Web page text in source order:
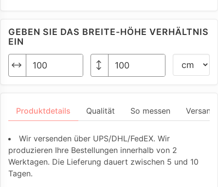
GEBEN SIE DAS BREITE-HÖHE VERHÄLTNIS
EIN
Produktdetails Qualität So messen
Wir versenden über UPS/DHL/FedEX. Wir
produzieren Ihre Bestellungen innerhalb von 2
Werktagen. Die Lieferung dauert zwischen 5 und 10
Tagen.